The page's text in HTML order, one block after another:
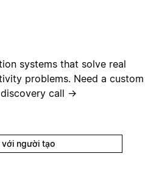
systems that solve real
problems. Need a custom
call →
với người tạo